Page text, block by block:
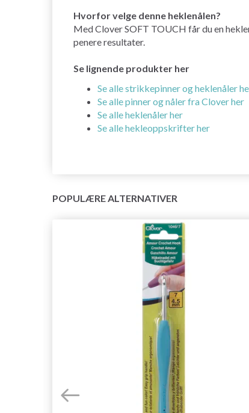
Hvorfor velge denne heklenålen?
Med Clover SOFT TOUCH får du en
penere resultater.
Se lignende produkter her
Se alle strikkepinner og heklenåler
Se alle pinner og nåler fra Clover her
Se alle heklenåler her
Se alle hekleoppskrifter her
POPULÆRE ALTERNATIVER